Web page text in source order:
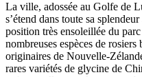
La ville, adossée au Golfe de
s’étend dans toute sa
position très ensoleillée du
nombreuses espèces de
originaires de Nouvelle-
rares variétés de glycine de